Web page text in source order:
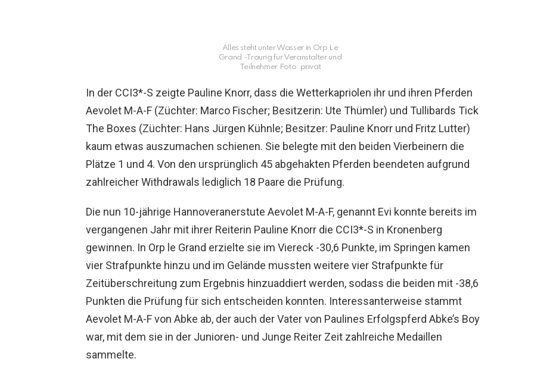
Alles steht unter Wasser in Orp Le
Grand -Traurig für Veranstalter und
Teilnehmer Foto: privat
In der CCI3*-S zeigte Pauline Knorr, dass die Wetterkapriolen ihr und ihren Pferden
Aevolet M-A-F (Züchter: Marco Fischer; Besitzerin: Ute Thümler) und Tullibards Tick
The Boxes (Züchter: Hans Jürgen Kühnle; Besitzer: Pauline Knorr und Fritz Lutter)
kaum etwas auszumachen schienen. Sie belegte mit den beiden Vierbeinern die
Plätze 1 und 4. Von den ursprünglich 45 abgehakten Pferden beendeten aufgrund
zahlreicher Withdrawals lediglich 18 Paare die Prüfung.
Die nun 10-jährige Hannoveranerstute Aevolet M-A-F, genannt Evi konnte bereits im
vergangenen Jahr mit ihrer Reiterin Pauline Knorr die CCI3*-S in Kronenberg
gewinnen. In Orp le Grand erzielte sie im Viereck -30,6 Punkte, im Springen kamen
vier Strafpunkte hinzu und im Gelände mussten weitere vier Strafpunkte für
Zeitüberschreitung zum Ergebnis hinzuaddiert werden, sodass die beiden mit -38,6
Punkten die Prüfung für sich entscheiden konnten. Interessanterweise stammt
Aevolet M-A-F von Abke ab, der auch der Vater von Paulines Erfolgspferd Abke’s Boy
war, mit dem sie in der Junioren- und Junge Reiter Zeit zahlreiche Medaillen
sammelte.